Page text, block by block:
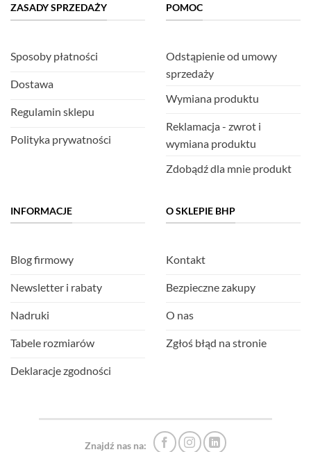
ZASADY SPRZEDAŻY
Sposoby płatności
Dostawa
Regulamin sklepu
Polityka prywatności
POMOC
Odstąpienie od umowy
sprzedaży
Wymiana produktu
Reklamacja - zwrot i
wymiana produktu
Zdobądź dla mnie produkt
INFORMACJE
Blog firmowy
Newsletter i rabaty
Nadruki
Tabele rozmiarów
Deklaracje zgodności
O SKLEPIE BHP
Kontakt
Bezpieczne zakupy
O nas
Zgłoś błąd na stronie
Znajdź nas na: